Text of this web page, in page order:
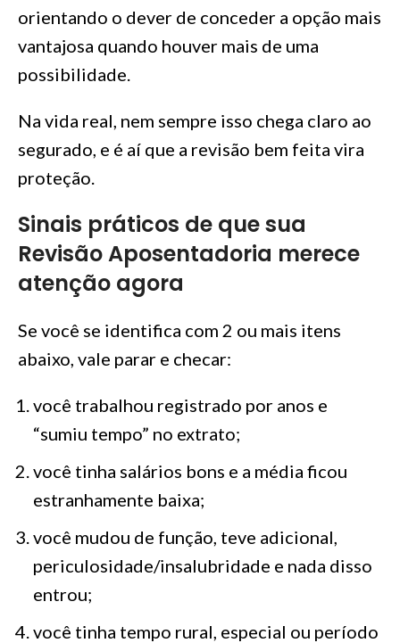
orientando o dever de conceder a opção mais
vantajosa quando houver mais de uma
possibilidade.
Na vida real, nem sempre isso chega claro ao
segurado, e é aí que a revisão bem feita vira
proteção.
Sinais práticos de que sua
Revisão Aposentadoria merece
atenção agora
Se você se identifica com 2 ou mais itens
abaixo, vale parar e checar:
você trabalhou registrado por anos e
“sumiu tempo” no extrato;
você tinha salários bons e a média ficou
estranhamente baixa;
você mudou de função, teve adicional,
periculosidade/insalubridade e nada disso
entrou;
você tinha tempo rural, especial ou período